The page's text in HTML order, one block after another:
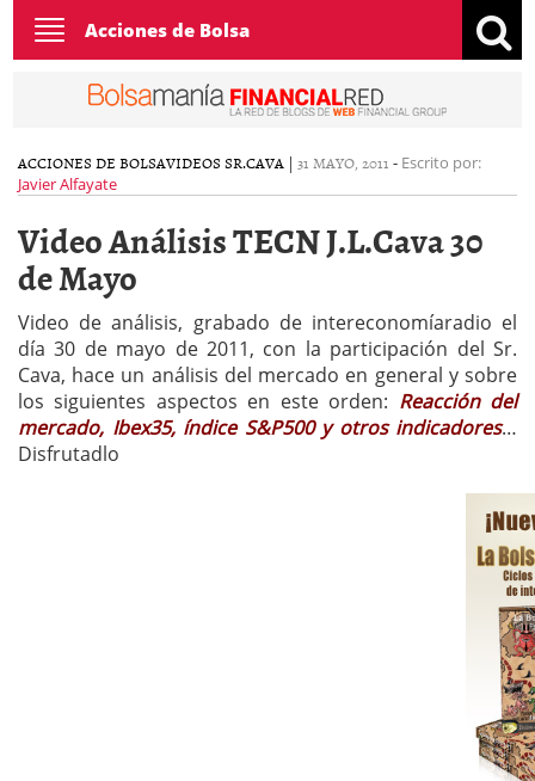
Toggle
navigation
Acciones de Bolsa
ACCIONES DE BOLSAVIDEOS SR.CAVA | 31 MAYO, 2011 - Escrito por:
Javier Alfayate
Video Análisis TECN J.L.Cava 30
de Mayo
Video de análisis, grabado de intereconomíaradio el
día 30 de mayo de 2011, con la participación del Sr.
Cava, hace un análisis del mercado en general y sobre
los siguientes aspectos en este orden: Reacción del
mercado, Ibex35, índice S&P500 y otros indicadores…
Disfrutadlo